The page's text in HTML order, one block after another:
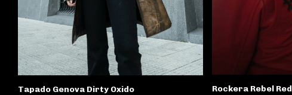
Tapado Genova Dirty Oxido
Rockera Rebel Red